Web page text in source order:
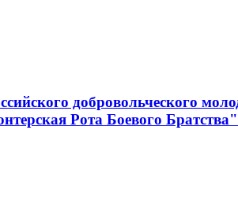
добровольческого
Рота Боевого Братства"